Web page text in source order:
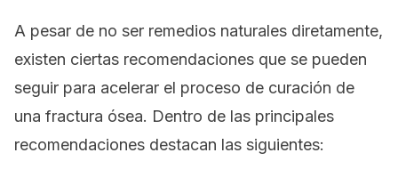
A pesar de no ser remedios naturales diretamente,
existen ciertas recomendaciones que se pueden
seguir para acelerar el proceso de curación de
una fractura ósea. Dentro de las principales
recomendaciones destacan las siguientes: